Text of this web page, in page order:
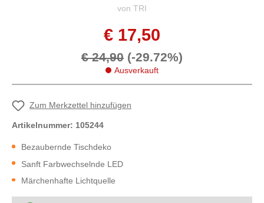
von TRI
€ 17,50
€ 24,90 (-29.72%)
Ausverkauft
Zum Merkzettel hinzufügen
Artikelnummer: 105244
Bezaubernde Tischdeko
Sanft Farbwechselnde LED
Märchenhafte Lichtquelle